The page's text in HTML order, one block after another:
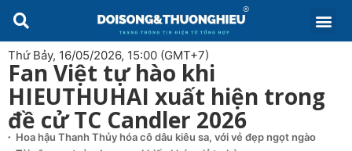
Thứ Bảy, 16/05/2026, 15:00 (GMT+7)
Fan Việt tự hào khi
HIEUTHUHAI xuất hiện trong
đề cử TC Candler 2026
Hoa hậu Thanh Thủy hóa cô dâu kiêu sa, với vẻ đẹp ngọt ngào